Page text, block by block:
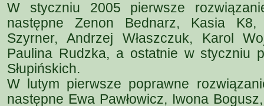
W styczniu 2005 pierwsze
następne Zenon Bednarz, Kasia K8,
Szyrner, Andrzej Właszczuk, Karol
Paulina Rudzka, a ostatnie w styczniu
Słupińskich.
W lutym pierwsze poprawne
następne Ewa Pawłowicz, Iwona